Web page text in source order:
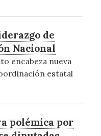
de
Nacional
encabeza nueva
estatal
polémica por